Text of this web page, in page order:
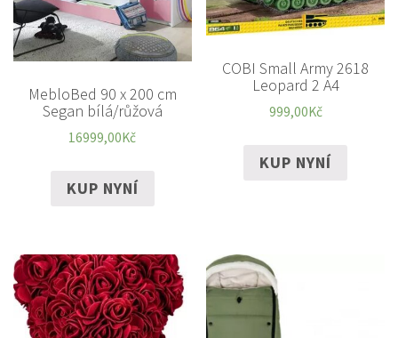
MebloBed 90 x 200 cm
Segan bílá/růžová
16999,00Kč
KUP NYNÍ
COBI Small Army 2618
Leopard 2 A4
999,00Kč
KUP NYNÍ